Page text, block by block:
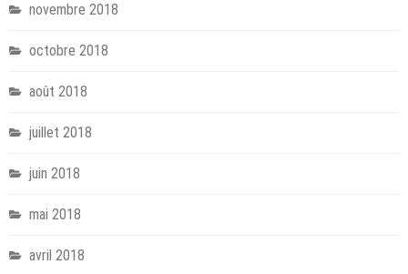
novembre 2018
octobre 2018
août 2018
juillet 2018
juin 2018
mai 2018
avril 2018